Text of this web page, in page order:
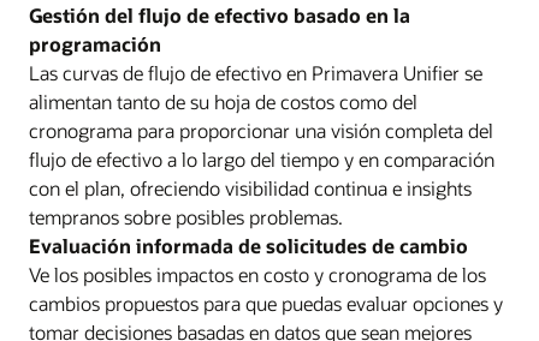
Gestión del flujo de efectivo basado en la
programación
Las curvas de flujo de efectivo en Primavera Unifier se
alimentan tanto de su hoja de costos como del
cronograma para proporcionar una visión completa del
flujo de efectivo a lo largo del tiempo y en comparación
con el plan, ofreciendo visibilidad continua e insights
tempranos sobre posibles problemas.
Evaluación informada de solicitudes de cambio
Ve los posibles impactos en costo y cronograma de los
cambios propuestos para que puedas evaluar opciones y
tomar decisiones basadas en datos que sean mejores